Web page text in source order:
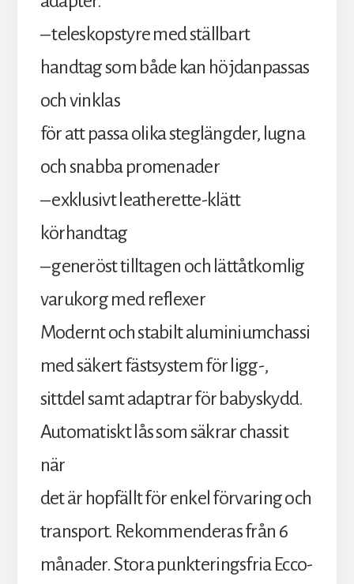
– teleskopstyre med ställbart
handtag som både kan höjdanpassas
och vinklas
för att passa olika steglängder, lugna
och snabba promenader
– exklusivt leatherette-klätt
körhandtag
– generöst tilltagen och lättåtkomlig
varukorg med reflexer
Modernt och stabilt aluminiumchassi
med säkert fästsystem för ligg-,
sittdel samt adaptrar för babyskydd.
Automatiskt lås som säkrar chassit
när
det är hopfällt för enkel förvaring och
transport. Rekommenderas från 6
månader. Stora punkteringsfria Ecco-